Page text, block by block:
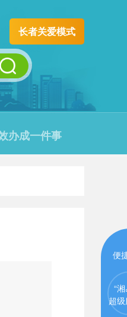
长者关爱模式
办成一件事
便
“
超